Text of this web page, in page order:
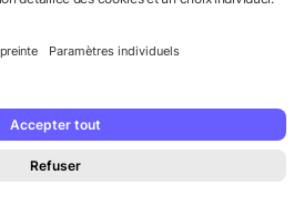
nos objets publicitaires et articles
personnes privées.